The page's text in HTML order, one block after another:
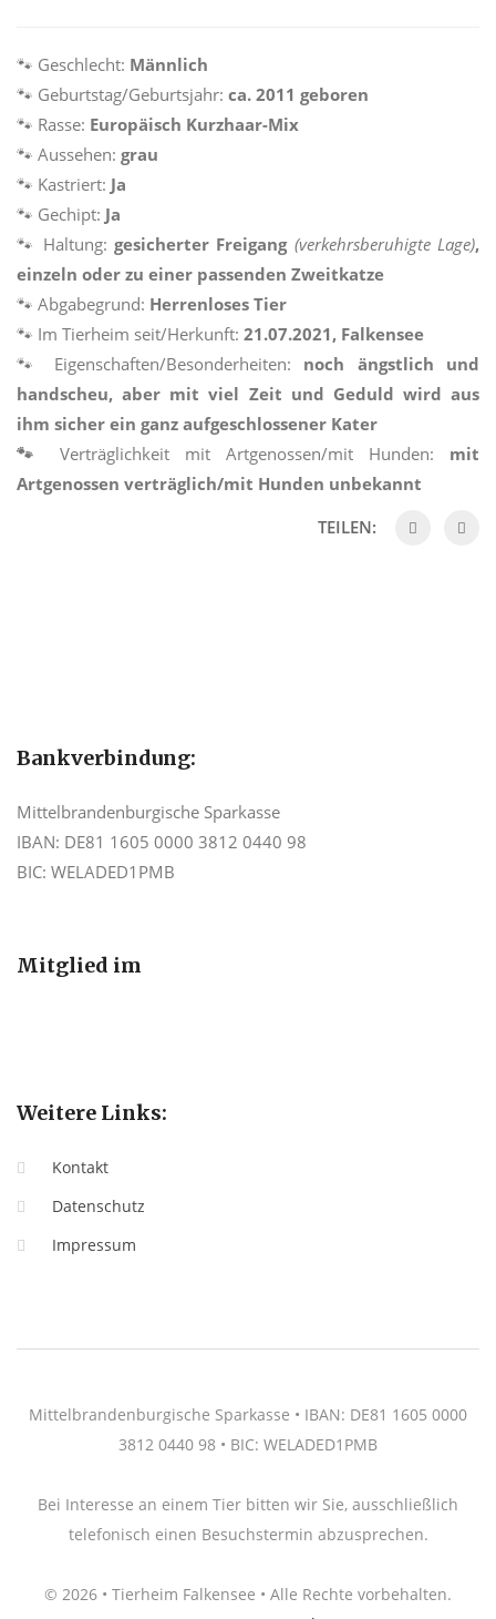
🐾 Geschlecht: Männlich
🐾 Geburtstag/Geburtsjahr: ca. 2011 geboren
🐾 Rasse: Europäisch Kurzhaar-Mix
🐾 Aussehen: grau
🐾 Kastriert: Ja
🐾 Gechipt: Ja
🐾 Haltung: gesicherter Freigang (verkehrsberuhigte Lage),
einzeln oder zu einer passenden Zweitkatze
🐾 Abgabegrund: Herrenloses Tier
🐾 Im Tierheim seit/Herkunft: 21.07.2021, Falkensee
🐾 Eigenschaften/Besonderheiten: noch ängstlich und
handscheu, aber mit viel Zeit und Geduld wird aus
ihm sicher ein ganz aufgeschlossener Kater
🐾
Verträglichkeit mit Artgenossen/mit Hunden: mit
Artgenossen verträglich/mit Hunden unbekannt
TEILEN:
Bankverbindung:
Mittelbrandenburgische Sparkasse
IBAN: DE81 1605 0000 3812 0440 98
BIC: WELADED1PMB
Mitglied im
Weitere Links:
Kontakt
Datenschutz
Impressum
Mittelbrandenburgische Sparkasse • IBAN: DE81 1605 0000
3812 0440 98 • BIC: WELADED1PMB
Bei Interesse an einem Tier bitten wir Sie, ausschließlich
telefonisch einen Besuchstermin abzusprechen.
© 2026 • Tierheim Falkensee • Alle Rechte vorbehalten.